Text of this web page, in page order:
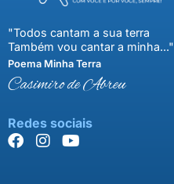
"Todos cantam a sua terra
Também vou cantar a minha..."
Poema Minha Terra
Casimiro de Abreu
Redes sociais